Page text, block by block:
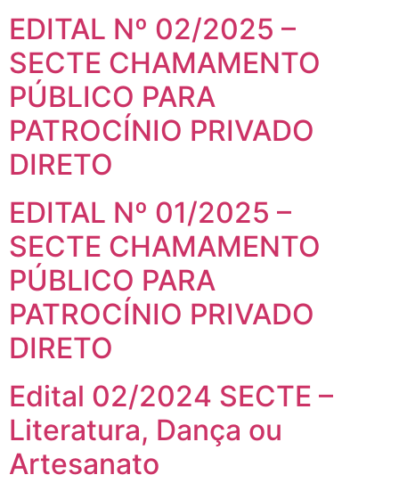
EDITAL Nº 02/2025 –
SECTE CHAMAMENTO
PÚBLICO PARA
PATROCÍNIO PRIVADO
DIRETO
EDITAL Nº 01/2025 –
SECTE CHAMAMENTO
PÚBLICO PARA
PATROCÍNIO PRIVADO
DIRETO
Edital 02/2024 SECTE –
Literatura, Dança ou
Artesanato